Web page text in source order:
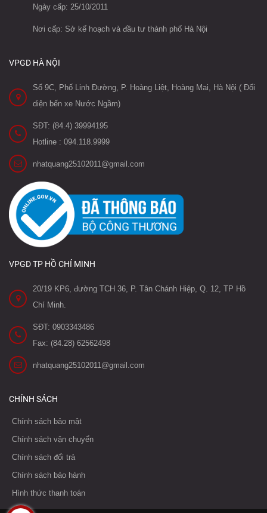
Ngày cấp: 25/10/2011
Nơi cấp: Sở kế hoạch và đầu tư thành phố Hà Nội
VPGD HÀ NỘI
Số 9C, Phố Linh Đường, P. Hoàng Liệt, Hoàng Mai, Hà Nội ( Đối
diện bến xe Nước Ngầm)
SĐT: (84.4) 39994195
Hotline : 094.118.9999
nhatquang25102011@gmail.com
VPGD TP HỒ CHÍ MINH
20/19 KP6, đường TCH 36, P. Tân Chánh Hiệp, Q. 12, TP Hồ
Chí Minh.
SĐT: 0903343486
Fax: (84.28) 62562498
nhatquang25102011@gmail.com
CHÍNH SÁCH
Chính sách bảo mật
Chính sách vận chuyển
Chính sách đổi trả
Chính sách bảo hành
Hình thức thanh toán